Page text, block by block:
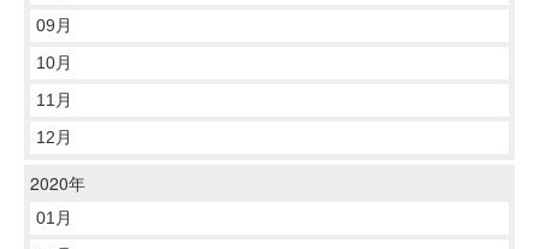
09月
10月
11月
12月
2020年
01月